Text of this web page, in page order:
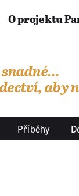
O projektu
aby
Příběhy